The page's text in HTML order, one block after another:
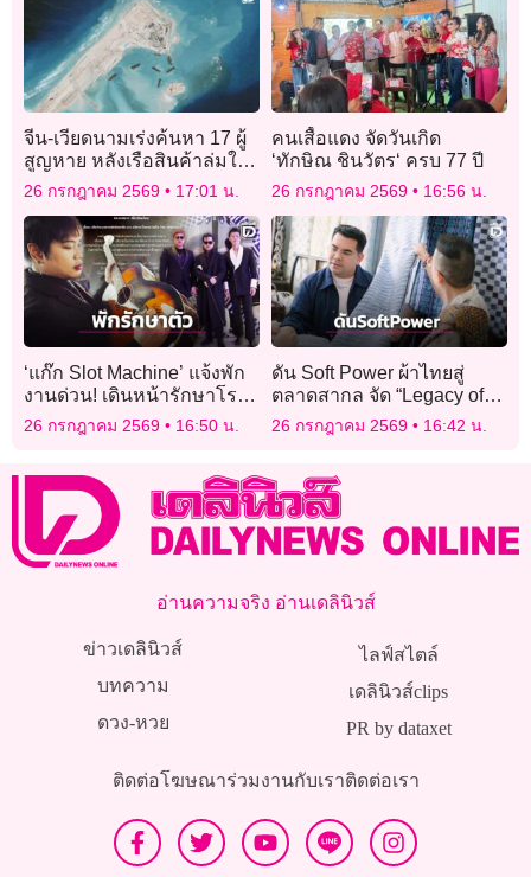
จีน-เวียดนามเร่งค้นหา 17 ผู้
สูญหาย หลังเรือสินค้าล่มใน
ทะเลจีนใต้
26 กรกฎาคม 2569 17:01 น.
คนเสื้อแดง จัดวันเกิด
‘ทักษิณ ชินวัตร‘ ครบ 77 ปี
26 กรกฎาคม 2569 16:56 น.
‘แก๊ก Slot Machine’ แจ้งพัก
งานด่วน! เดินหน้ารักษาโรค
ซึมเศร้า ลุยโชว์สุดท้าย 26
26 กรกฎาคม 2569 16:50 น.
ดัน Soft Power ผ้าไทยสู่
ตลาดสากล จัด “Legacy of
Thai Textiles & Fashion”
26 กรกฎาคม 2569 16:42 น.
อ่านความจริง อ่านเดลินิวส์
ข่าวเดลินิวส์
บทความ
ดวง-หวย
ไลฟ์สไตล์
เดลินิวส์clips
PR by dataxet
ติดต่อโฆษณาร่วมงานกับเราติดต่อเรา